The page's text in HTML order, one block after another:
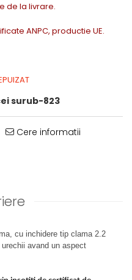
de la livrare.
ANPC, productie UE.
surub-823
Cere informatii
cu inchidere tip clama 2.2
avand un aspect